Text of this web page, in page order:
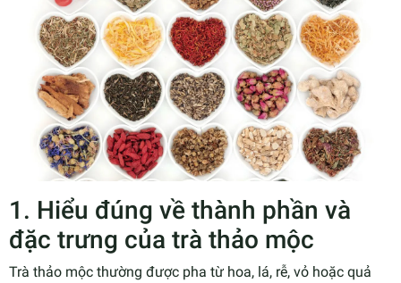
1. Hiểu đúng về thành phần và
đặc trưng của trà thảo mộc
Trà thảo mộc thường được pha từ hoa, lá, rễ, vỏ hoặc quả